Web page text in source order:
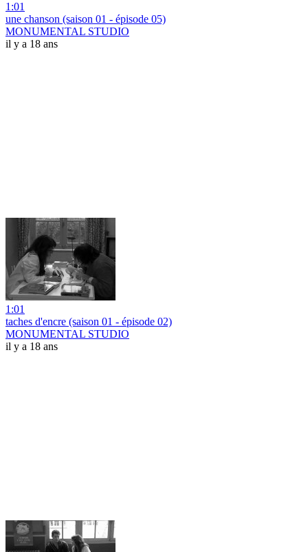
1:01
une chanson (saison 01 - épisode 05)
MONUMENTAL STUDIO
il y a 18 ans
1:01
taches d'encre (saison 01 - épisode 02)
MONUMENTAL STUDIO
il y a 18 ans